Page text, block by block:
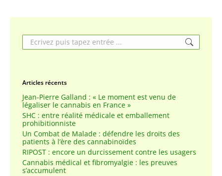
Search:
Articles récents
Jean-Pierre Galland : « Le moment est venu de
légaliser le cannabis en France »
SHC : entre réalité médicale et emballement
prohibitionniste
Un Combat de Malade : défendre les droits des
patients à l’ère des cannabinoïdes
RIPOST : encore un durcissement contre les usagers
Cannabis médical et fibromyalgie : les preuves
s’accumulent